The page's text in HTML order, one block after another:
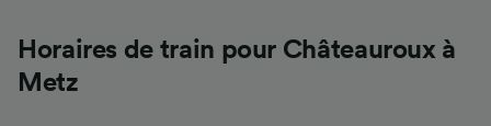
Horaires de train pour Châteauroux à
Metz